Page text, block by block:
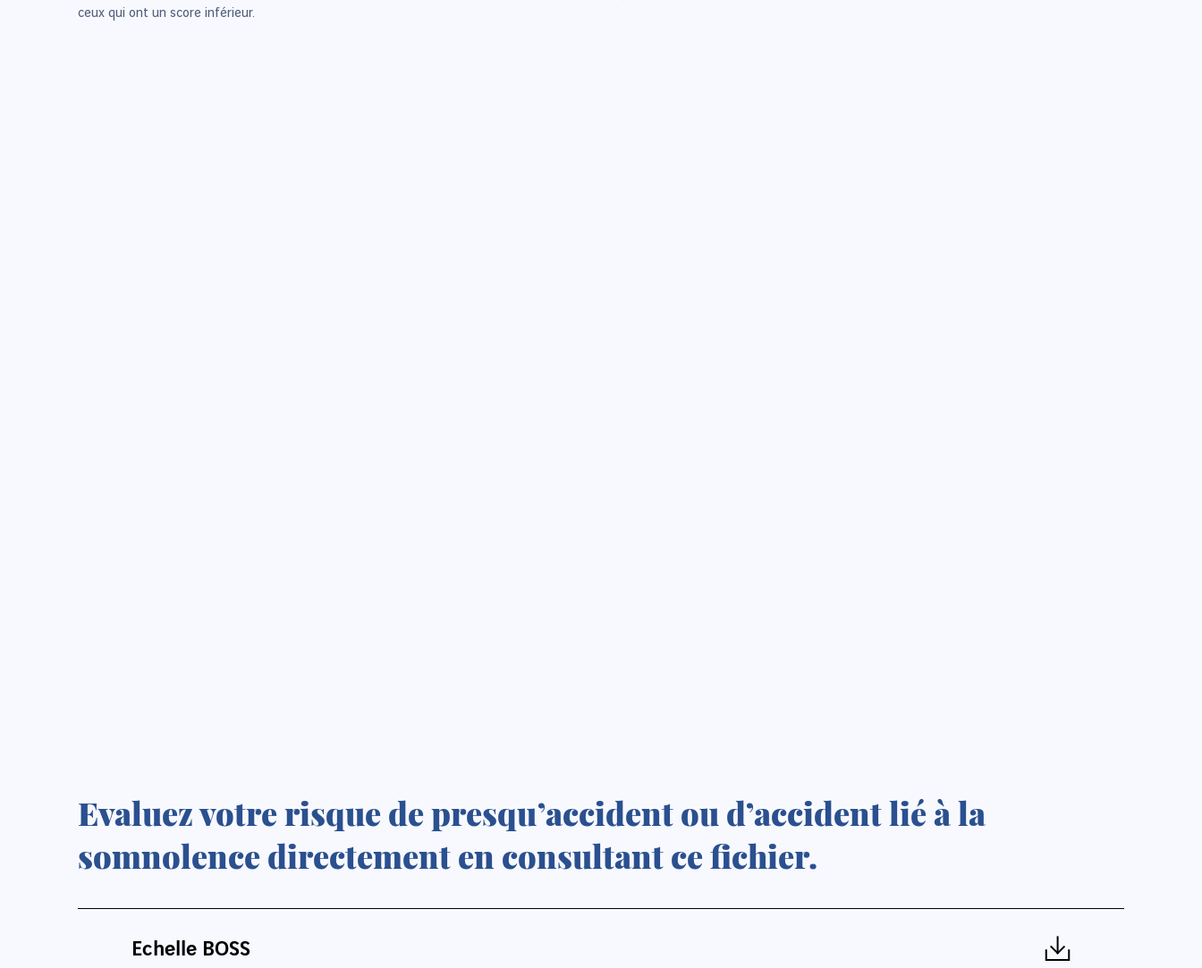
ceux qui ont un score inférieur.
Evaluez votre risque de presqu’accident ou d’accident lié à la
somnolence directement en consultant ce fichier.
Echelle BOSS